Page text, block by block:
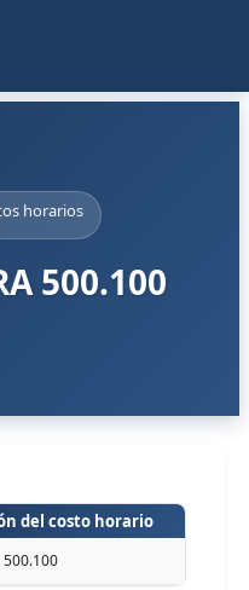
horarios
500.100
del costo horario
500.100